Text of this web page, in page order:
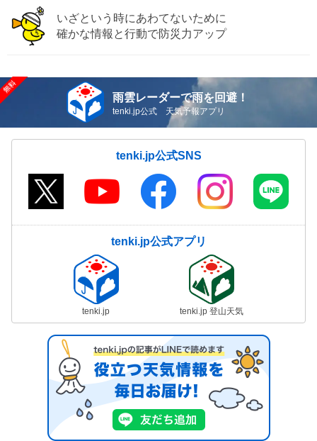
いざという時にあわてないために
確かな情報と行動で防災力アップ
雨雲レーダーで雨を回避！
tenki.jp公式 天気予報アプリ
tenki.jp公式SNS
tenki.jp公式アプリ
tenki.jp tenki.jp 登山天気